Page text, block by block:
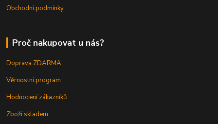
Obchodní podmínky
Proč nakupovat u nás?
Doprava ZDARMA
Věrnostní program
Hodnocení zákazníků
Zboží skladem